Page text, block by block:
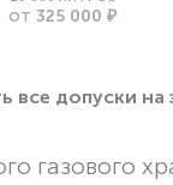
ОТ 325 000 ₽
все допуски
газового